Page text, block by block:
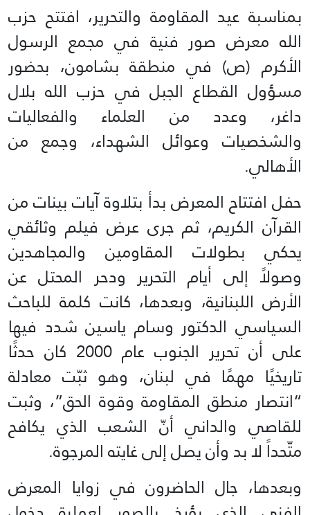
بمناسبة عيد المقاومة والتحرير، افتتح حزب
الله معرض صور فنية في مجمع الرسول
الأكرم (ص) في منطقة بشامون، بحضور
مسؤول القطاع الجبل في حزب الله بلال
داغر، وعدد من العلماء والفعاليات
والشخصيات وعوائل الشهداء، وجمع من
الأهالي.
حفل افتتاح المعرض بدأ بتلاوة آيات بينات من
القرآن الكريم، ثم جرى عرض فيلم وثائقي
يحكي بطولات المقاومين والمجاهدين
وصولاً إلى أيام التحرير ودحر المحتل عن
الأرض اللبنانية، وبعدها، كانت كلمة للباحث
السياسي الدكتور وسام ياسين شدد فيها
على أن تحرير الجنوب عام 2000 كان حدثًا
تاريخيًا مهمًا في لبنان، وهو ثبّت معادلة
“انتصار منطق المقاومة وقوة الحق”، وثبت
للقاصي والداني أنّ الشعب الذي يكافح
متّحداً لا بد وأن يصل إلى غايته المرجوة.
وبعدها، جال الحاضرون في زوايا المعرض